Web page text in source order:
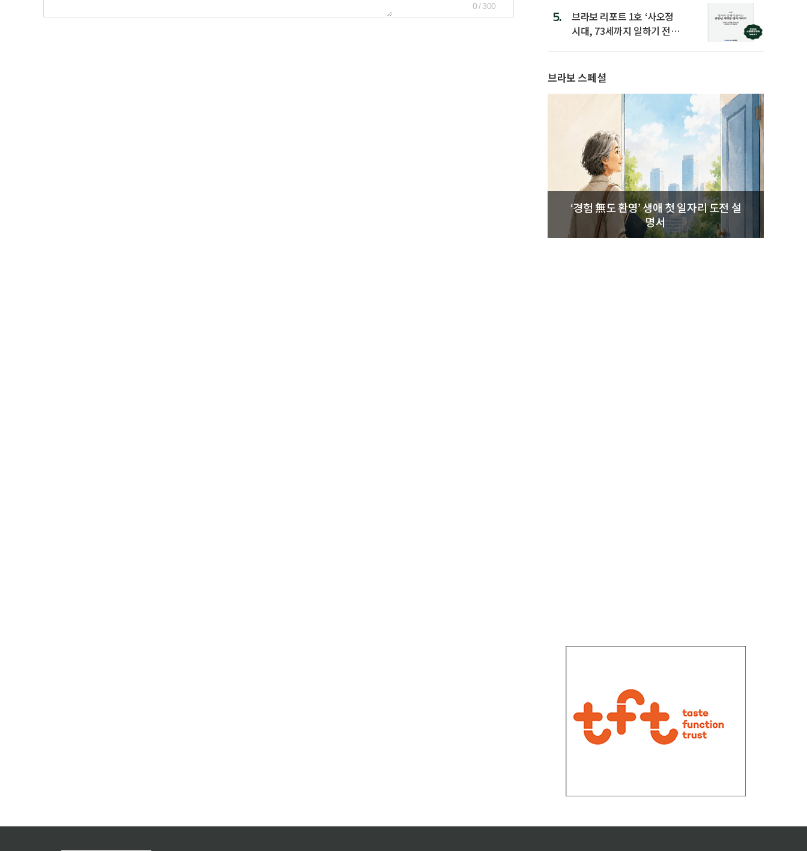
0 / 300
5.
브라보 리포트 1호 ‘사오정
시대, 73세까지 일하기 전략’
브라보 스페셜
‘경험 無도 환영’ 생애 첫 일자리 도전 설
명서